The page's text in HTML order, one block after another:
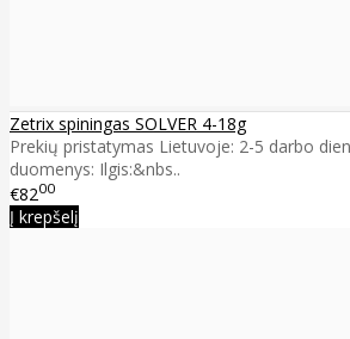
Zetrix spiningas SOLVER 4-18g
Prekių pristatymas Lietuvoje: 2-5 darbo
duomenys: Ilgis:&nbs..
€8200
Į krepšelį